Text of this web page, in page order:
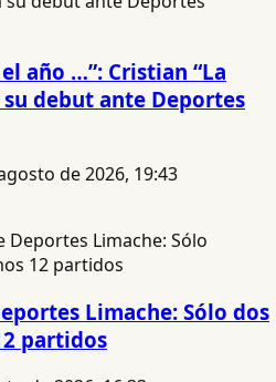
año …”: Cristian “La
debut ante Deportes
de 2026, 19:43
Limache: Sólo dos
partidos